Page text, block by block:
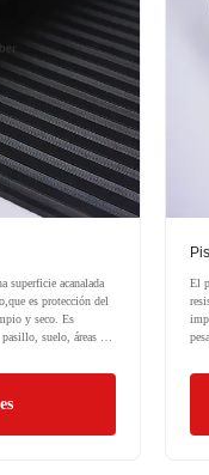
superficie acanalada
es protección del
y seco. Es
suelo, áreas de
El